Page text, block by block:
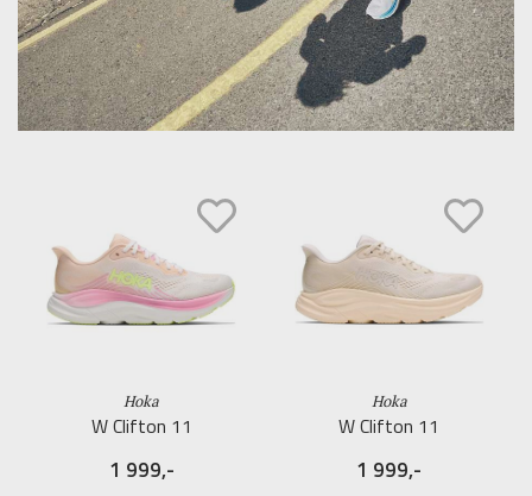
Hoka
W Clifton 11
1 999,-
Hoka
W Clifton 11
1 999,-